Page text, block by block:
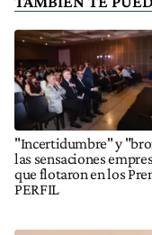
"Incertidumbre" y
las sensaciones
que flotaron en los
PERFIL